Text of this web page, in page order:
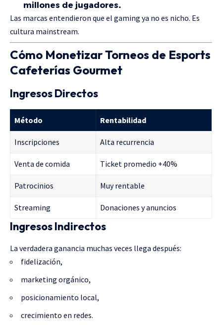
millones de jugadores.
Las marcas entendieron que el gaming ya no es nicho. Es
cultura mainstream.
Cómo Monetizar Torneos de Esports
Cafeterías Gourmet
Ingresos Directos
Método Rentabilidad
Inscripciones Alta recurrencia
Venta de comida Ticket promedio +40%
Patrocinios Muy rentable
Streaming Donaciones y anuncios
Ingresos Indirectos
La verdadera ganancia muchas veces llega después:
fidelización,
marketing orgánico,
posicionamiento local,
crecimiento en redes.